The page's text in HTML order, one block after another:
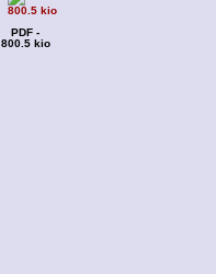
PDF -
800.5 kio